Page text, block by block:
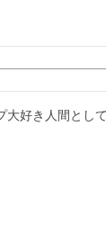
大好き人間とし